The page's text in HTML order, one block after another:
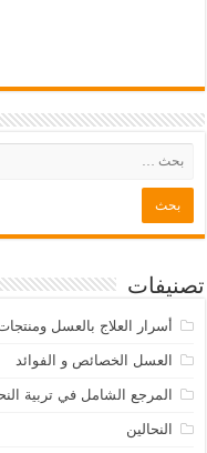
تصنيفات
أسرار العلاج بالعسل
العسل الخصائص و الفوائد
المرجع الشامل في تربية
النحالين